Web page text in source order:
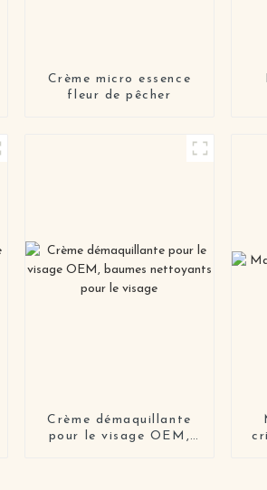
Crème micro essence
fleur de pêcher
Crème démaquillante
pour le visage OEM,